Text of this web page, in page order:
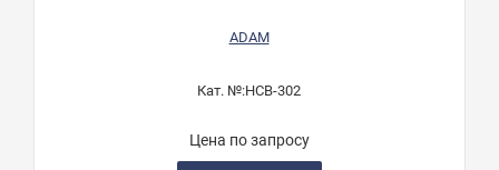
ADAM
Кат. №:HCB-302
Цена по запросу